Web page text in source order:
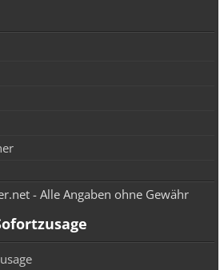
- Alle Angaben ohne Gewähr